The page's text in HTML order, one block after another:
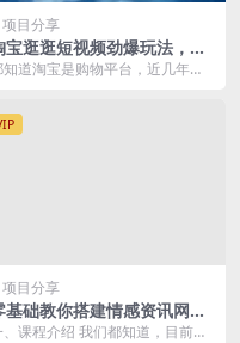
项目分享
宝逛逛短视频劲爆玩法，只
一分钟搬运视频，小白也能
知道淘宝是购物平台，近几年短
项目分享
基础教你搭建情感资讯网
：暴利行业，挣钱门道很多
、课程介绍 我们都知道，目前非